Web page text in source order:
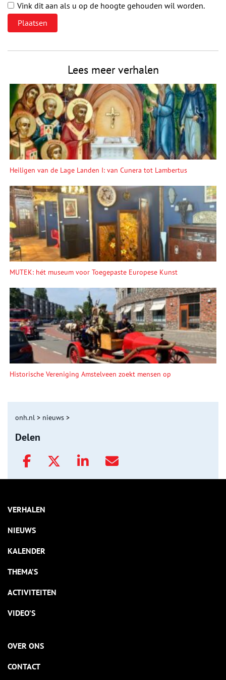
Vink dit aan als u op de hoogte gehouden wil worden.
Lees meer verhalen
Heiligen van de Lage Landen I: van Cunera tot Lambertus
MUTEK: hét museum voor Toegepaste Europese Kunst
Historische Vereniging Amstelveen zoekt mensen op
onh.nl > nieuws >
Delen
VERHALEN
NIEUWS
KALENDER
THEMA’S
ACTIVITEITEN
VIDEO’S
OVER ONS
CONTACT